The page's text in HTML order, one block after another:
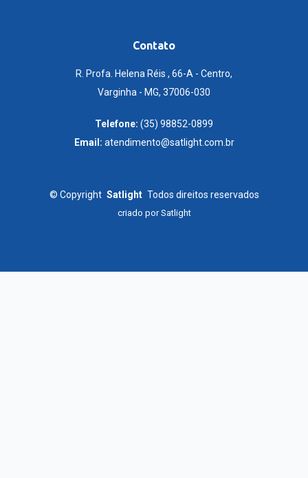
Contato
R. Profa. Helena Réis , 66-A - Centro,
Varginha - MG, 37006-030
Telefone: (35) 98852-0899
Email: atendimento@satlight.com.br
© Copyright Satlight Todos direitos reservados
criado porSatlight